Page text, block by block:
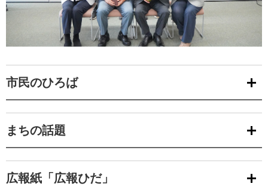
市民のひろば
まちの話題
広報紙「広報ひだ」